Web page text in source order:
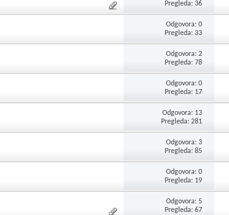
Pregleda: 36
Odgovora: 0
Pregleda: 33
Odgovora: 2
Pregleda: 78
Odgovora: 0
Pregleda: 17
Odgovora: 13
Pregleda: 281
Odgovora: 3
Pregleda: 85
Odgovora: 0
Pregleda: 19
Odgovora: 5
Pregleda: 67